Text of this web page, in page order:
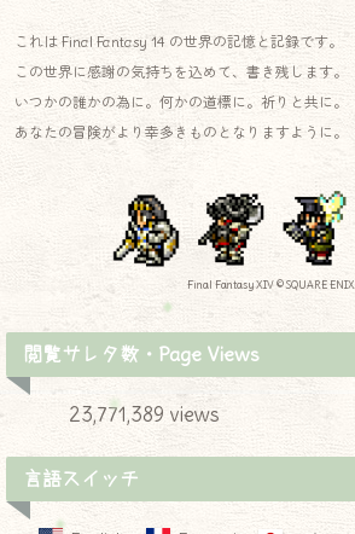
これは Final Fantasy 14 の世界の記憶と記録です。
この世界に感謝の気持ちを込めて、書き残します。
いつかの誰かの為に。何かの道標に。祈りと共に。
あなたの冒険がより幸多きものとなりますように。
Final Fantasy XIV © SQUARE ENIX
閲覧サレタ数・Page Views
23,771,389 views
言語スイッチ